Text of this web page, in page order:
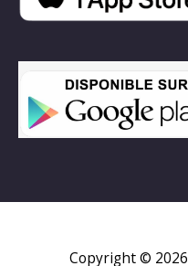
Copyright © 2026